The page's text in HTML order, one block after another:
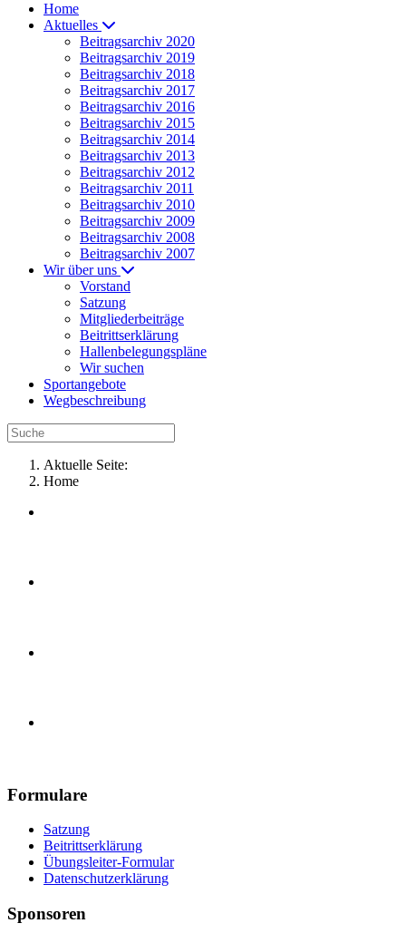
Home
Aktuelles
Beitragsarchiv 2020
Beitragsarchiv 2019
Beitragsarchiv 2018
Beitragsarchiv 2017
Beitragsarchiv 2016
Beitragsarchiv 2015
Beitragsarchiv 2014
Beitragsarchiv 2013
Beitragsarchiv 2012
Beitragsarchiv 2011
Beitragsarchiv 2010
Beitragsarchiv 2009
Beitragsarchiv 2008
Beitragsarchiv 2007
Wir über uns
Vorstand
Satzung
Mitgliederbeiträge
Beitrittserklärung
Hallenbelegungspläne
Wir suchen
Sportangebote
Wegbeschreibung
Aktuelle Seite:
Home
Formulare
Satzung
Beitrittserklärung
Übungsleiter-Formular
Datenschutzerklärung
Sponsoren